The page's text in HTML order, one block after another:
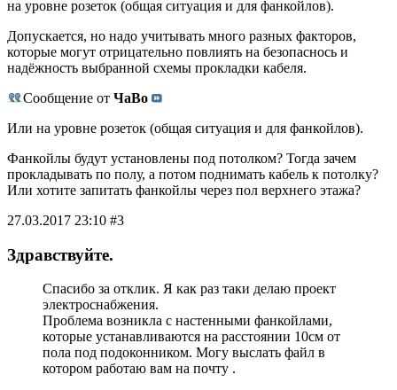
на уровне розеток (общая ситуация и для фанкойлов).
Допускается, но надо учитывать много разных факторов,
которые могут отрицательно повлиять на безопаснось и
надёжность выбранной схемы прокладки кабеля.
Сообщение от ЧаВо
Или на уровне розеток (общая ситуация и для фанкойлов).
Фанкойлы будут установлены под потолком? Тогда зачем
прокладывать по полу, а потом поднимать кабель к потолку?
Или хотите запитать фанкойлы через пол верхнего этажа?
27.03.2017 23:10 #3
Здравствуйте.
Спасибо за отклик. Я как раз таки делаю проект
электроснабжения.
Проблема возникла с настенными фанкойлами,
которые устанавливаются на расстоянии 10см от
пола под подоконником. Могу выслать файл в
котором работаю вам на почту .